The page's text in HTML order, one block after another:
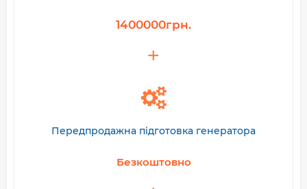
1400000грн.
Передпродажна підготовка генератора
Безкоштовно